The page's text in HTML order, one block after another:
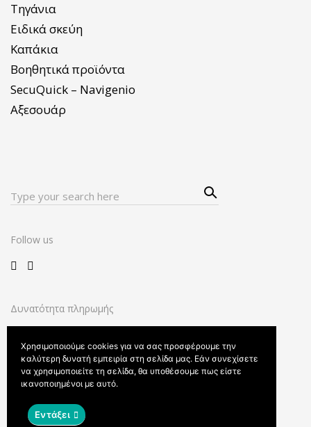
Τηγάνια
Ειδικά σκεύη
Καπάκια
Βοηθητικά προϊόντα
SecuQuick – Navigenio
Αξεσουάρ
Search
Sear
ch
Follow us
Δυνατότητα πληρωμής
Όροι και προϋποθέσεις
© 2021 Made by Theofilos Kossivakis
Χρησιμοποιούμε cookies για να σας προσφέρουμε την
καλύτερη δυνατή εμπειρία στη σελίδα μας. Εάν συνεχίσετε
να χρησιμοποιείτε τη σελίδα, θα υποθέσουμε πως είστε
ικανοποιημένοι με αυτό.
Εντάξει